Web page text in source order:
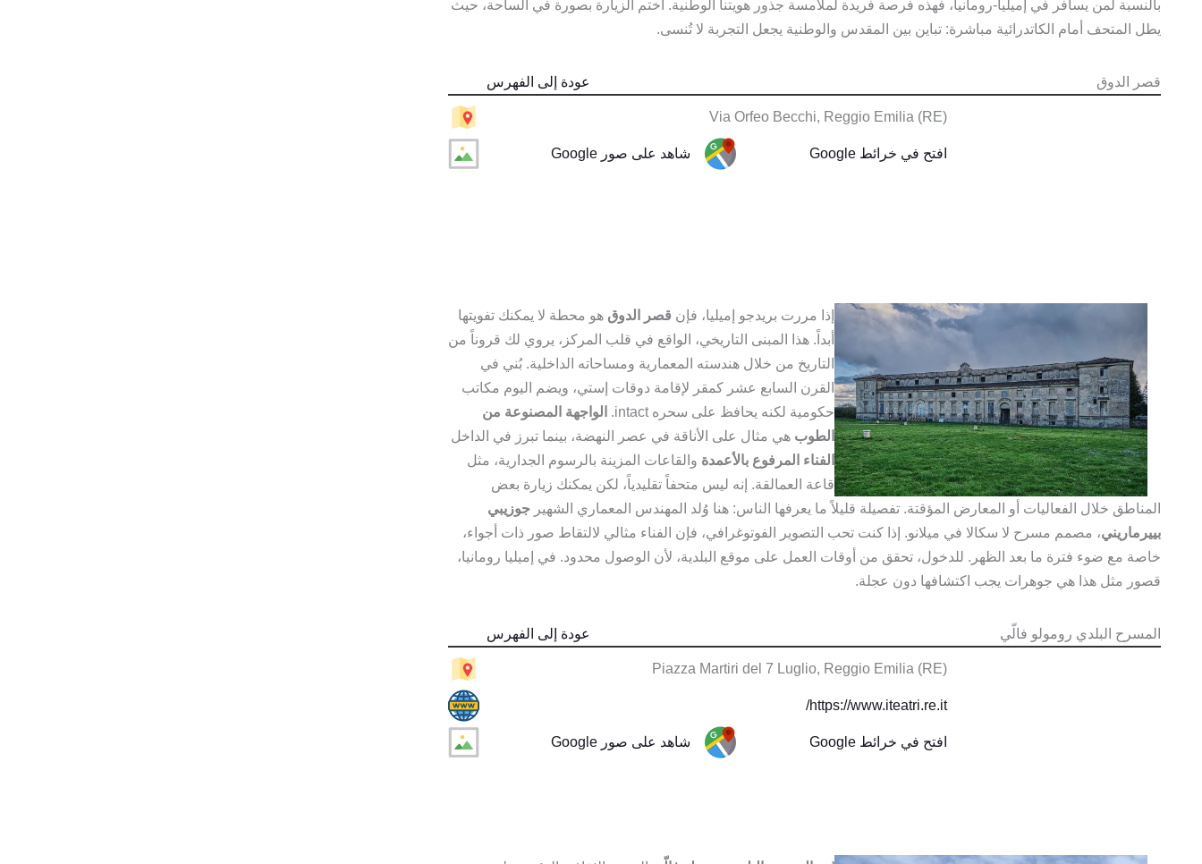
بالنسبة لمن يسافر في إميليا-رومانيا، فهذه فرصة فريدة لملامسة جذور هويتنا الوطنية. اختم الزيارة بصورة في الساحة، حيث
يطل المتحف أمام الكاتدرائية مباشرة: تباين بين المقدس والوطنية يجعل التجربة لا تُنسى.
قصر الدوق عودة إلى الفهرس
Via Orfeo Becchi, Reggio Emilia (RE)
افتح في خرائط Google شاهد على صور Google
إذا مررت بريدجو إميليا، فإن قصر الدوق هو محطة لا يمكنك تفويتها
أبداً. هذا المبنى التاريخي، الواقع في قلب المركز، يروي لك قروناً من
التاريخ من خلال هندسته المعمارية ومساحاته الداخلية. بُني في
القرن السابع عشر كمقر لإقامة دوقات إستي، ويضم اليوم مكاتب
حكومية لكنه يحافظ على سحره intact.
الواجهة المصنوعة من
الطوب هي مثال على الأناقة في عصر النهضة، بينما تبرز في الداخل
الفناء المرفوع بالأعمدة والقاعات المزينة بالرسوم الجدارية، مثل
قاعة العمالقة. إنه ليس متحفاً تقليدياً، لكن يمكنك زيارة بعض
المناطق خلال الفعاليات أو المعارض المؤقتة. تفصيلة قليلاً ما يعرفها الناس: هنا وُلد المهندس المعماري الشهير جوزيبي
بييرماريني، مصمم مسرح لا سكالا في ميلانو. إذا كنت تحب التصوير الفوتوغرافي، فإن الفناء مثالي لالتقاط صور ذات أجواء،
خاصة مع ضوء فترة ما بعد الظهر. للدخول، تحقق من أوقات العمل على موقع البلدية، لأن الوصول محدود. في إميليا رومانيا،
قصور مثل هذا هي جوهرات يجب اكتشافها دون عجلة.
المسرح البلدي رومولو فالّي عودة إلى الفهرس
Piazza Martiri del 7 Luglio, Reggio Emilia (RE)
https://www.iteatri.re.it/
افتح في خرائط Google شاهد على صور Google